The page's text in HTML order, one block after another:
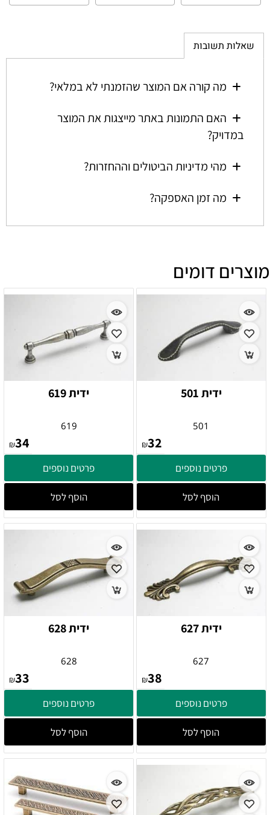
שאלות תשובות
מה קורה אם המוצר שהזמנתי לא במלאי?
האם התמונות באתר מייצגות את המוצר
במדויק?
מהי מדיניות הביטולים וההחזרות?
מה זמן האספקה?
מוצרים דומים
ידית 501
501
₪32
פרטים נוספים
הוסף לסל
ידית 619
619
₪34
פרטים נוספים
הוסף לסל
ידית 627
627
₪38
פרטים נוספים
הוסף לסל
ידית 628
628
₪33
פרטים נוספים
הוסף לסל